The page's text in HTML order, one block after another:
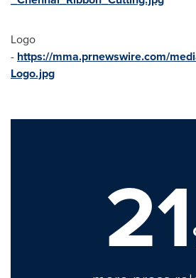
Logo
- https://mma.prnewswire.com/
Logo.jpg
21